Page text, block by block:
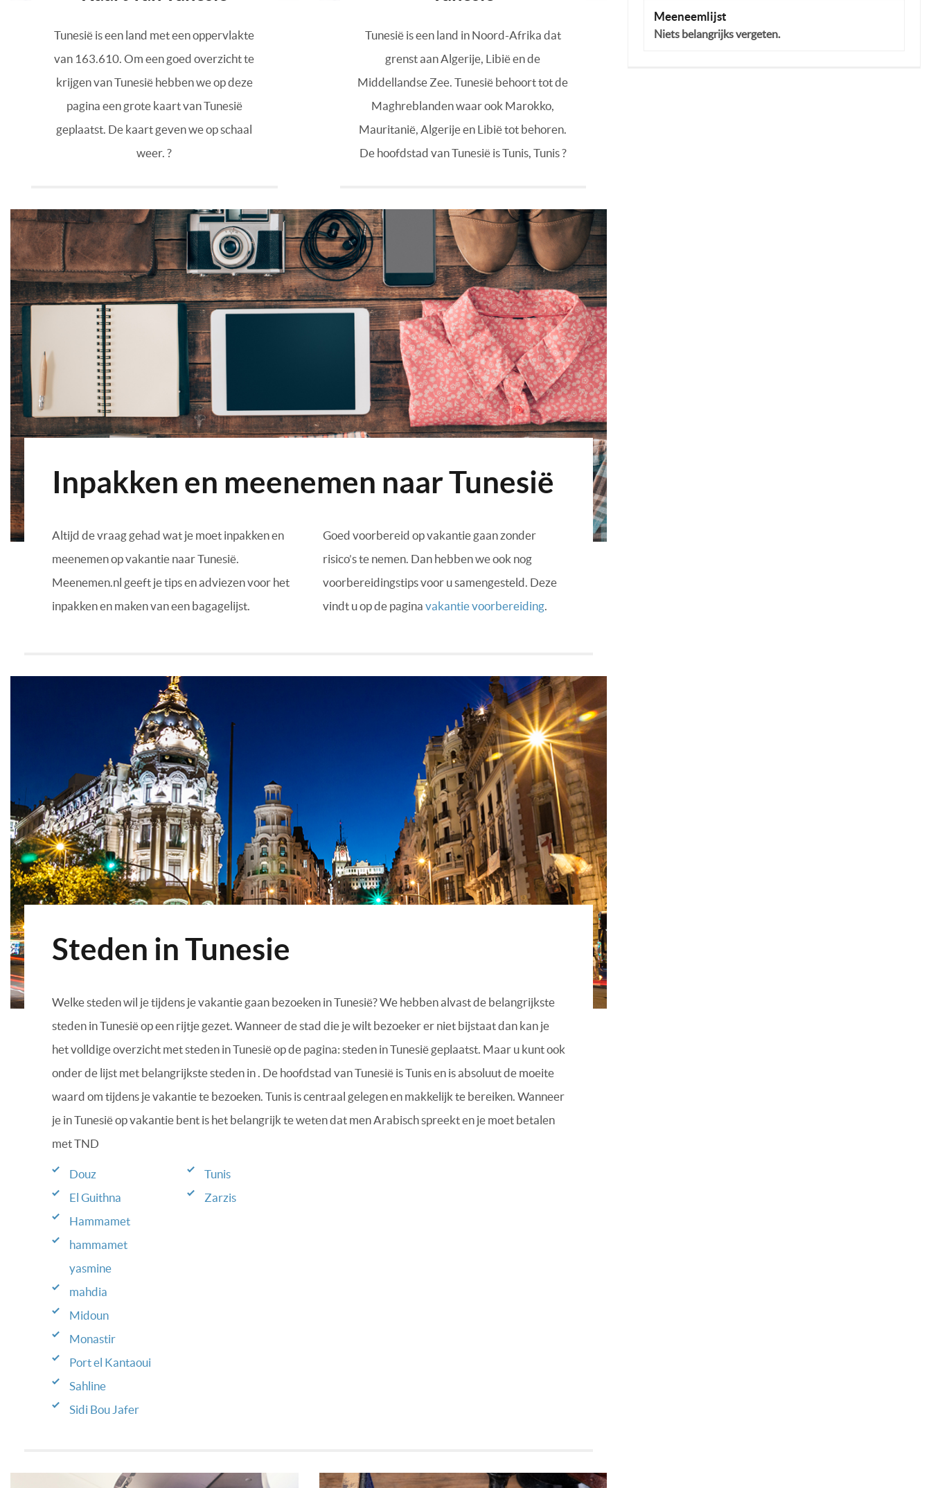
Tunesië is een land met een oppervlakte
van 163.610. Om een goed overzicht te
krijgen van Tunesië hebben we op deze
pagina een grote kaart van Tunesië
geplaatst. De kaart geven we op schaal
weer. ?
Tunesië is een land in Noord-Afrika dat
grenst aan Algerije, Libië en de
Middellandse Zee. Tunesië behoort tot de
Maghreblanden waar ook Marokko,
Mauritanië, Algerije en Libië tot behoren.
De hoofdstad van Tunesië is Tunis, Tunis ?
Inpakken en meenemen naar Tunesië
Altijd de vraag gehad wat je moet inpakken en
meenemen op vakantie naar Tunesië.
Meenemen.nl geeft je tips en adviezen voor het
inpakken en maken van een bagagelijst.
Goed voorbereid op vakantie gaan zonder
risico’s te nemen. Dan hebben we ook nog
voorbereidingstips voor u samengesteld. Deze
vindt u op de pagina vakantie voorbereiding.
Steden in Tunesie
Welke steden wil je tijdens je vakantie gaan bezoeken in Tunesië? We hebben alvast de belangrijkste
steden in Tunesië op een rijtje gezet. Wanneer de stad die je wilt bezoeker er niet bijstaat dan kan je
het volldige overzicht met steden in Tunesië op de pagina: steden in Tunesië geplaatst. Maar u kunt ook
onder de lijst met belangrijkste steden in . De hoofdstad van Tunesië is Tunis en is absoluut de moeite
waard om tijdens je vakantie te bezoeken. Tunis is centraal gelegen en makkelijk te bereiken. Wanneer
je in Tunesië op vakantie bent is het belangrijk te weten dat men Arabisch spreekt en je moet betalen
met TND
Douz
El Guithna
Hammamet
hammamet
yasmine
mahdia
Midoun
Monastir
Port el Kantaoui
Sahline
Sidi Bou Jafer
Tunis
Zarzis
Meeneemlijst
Niets belangrijks vergeten.